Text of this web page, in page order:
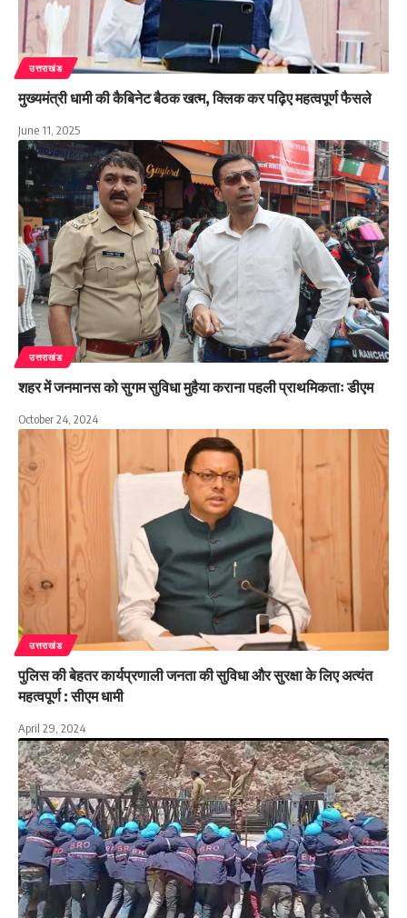
उत्तराखंड
मुख्यमंत्री धामी की कैबिनेट बैठक खत्म, क्लिक कर पढ़िए महत्वपूर्ण फैसले
June 11, 2025
उत्तराखंड
शहर में जनमानस को सुगम सुविधा मुहैया कराना पहली प्राथमिकताः डीएम
October 24, 2024
उत्तराखंड
पुलिस की बेहतर कार्यप्रणाली जनता की सुविधा और सुरक्षा के लिए अत्यंत
महत्वपूर्ण : सीएम धामी
April 29, 2024